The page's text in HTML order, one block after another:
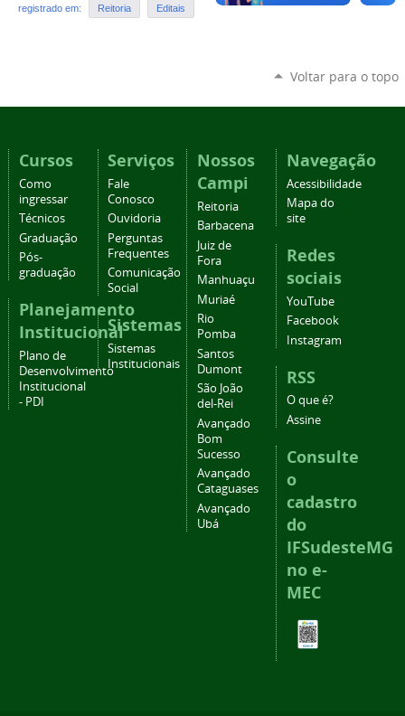
registrado em: Reitoria Editais
Voltar para o topo
Cursos
Como
ingressar
Técnicos
Graduação
Pós-
graduação
Planejamento
Institucional
Plano de
Desenvolvimento
Institucional
- PDI
Serviços
Fale
Conosco
Ouvidoria
Perguntas
Frequentes
Comunicação
Social
Sistemas
Sistemas
Institucionais
Nossos
Campi
Reitoria
Barbacena
Juiz de
Fora
Manhuaçu
Muriaé
Rio
Pomba
Santos
Dumont
São João
del-Rei
Avançado
Bom
Sucesso
Avançado
Cataguases
Avançado
Ubá
Navegação
Acessibilidade
Mapa do
site
Redes
sociais
YouTube
Facebook
Instagram
RSS
O que é?
Assine
Consulte
o
cadastro
do
IFSudesteMG
no e-
MEC